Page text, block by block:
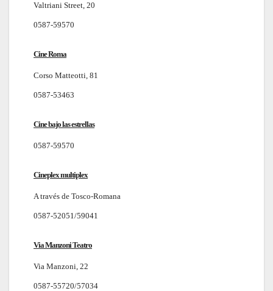
Valtriani Street, 20
0587-59570
Cine Roma
Corso Matteotti, 81
0587-53463
Cine bajo las estrellas
0587-59570
Cineplex multiplex
A través de Tosco-Romana
0587-52051/59041
Via Manzoni Teatro
Via Manzoni, 22
0587-55720/57034